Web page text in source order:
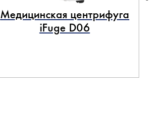
Медицинская центрифуга
iFuge D06